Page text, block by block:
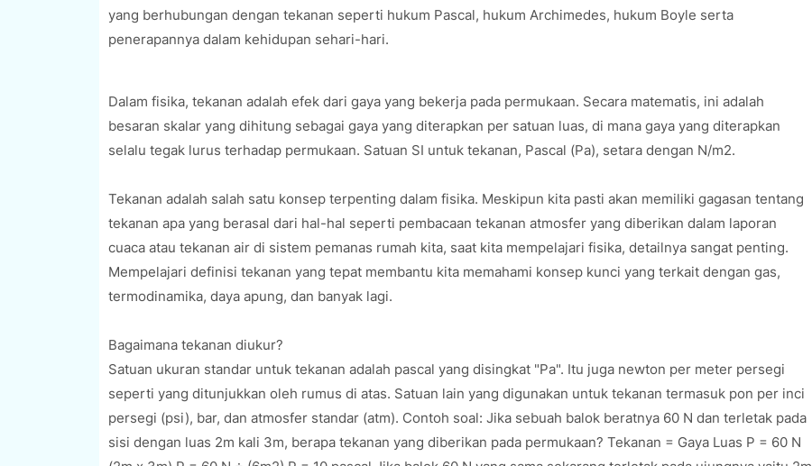
yang berhubungan dengan tekanan seperti hukum Pascal, hukum Archimedes, hukum Boyle serta
penerapannya dalam kehidupan sehari-hari.
Dalam fisika, tekanan adalah efek dari gaya yang bekerja pada permukaan. Secara matematis, ini adalah
besaran skalar yang dihitung sebagai gaya yang diterapkan per satuan luas, di mana gaya yang diterapkan
selalu tegak lurus terhadap permukaan. Satuan SI untuk tekanan, Pascal (Pa), setara dengan N/m2.
Tekanan adalah salah satu konsep terpenting dalam fisika. Meskipun kita pasti akan memiliki gagasan tentang
tekanan apa yang berasal dari hal-hal seperti pembacaan tekanan atmosfer yang diberikan dalam laporan
cuaca atau tekanan air di sistem pemanas rumah kita, saat kita mempelajari fisika, detailnya sangat penting.
Mempelajari definisi tekanan yang tepat membantu kita memahami konsep kunci yang terkait dengan gas,
termodinamika, daya apung, dan banyak lagi.
Bagaimana tekanan diukur?
Satuan ukuran standar untuk tekanan adalah pascal yang disingkat "Pa". Itu juga newton per meter persegi
seperti yang ditunjukkan oleh rumus di atas. Satuan lain yang digunakan untuk tekanan termasuk pon per inci
persegi (psi), bar, dan atmosfer standar (atm). Contoh soal: Jika sebuah balok beratnya 60 N dan terletak pada
sisi dengan luas 2m kali 3m, berapa tekanan yang diberikan pada permukaan? Tekanan = Gaya Luas P = 60 N